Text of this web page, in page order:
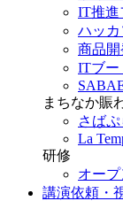
IT推進
ハッカ
商品開
ITブー
まちなか賑
さばぷ
La
研修
オー
講演依頼・